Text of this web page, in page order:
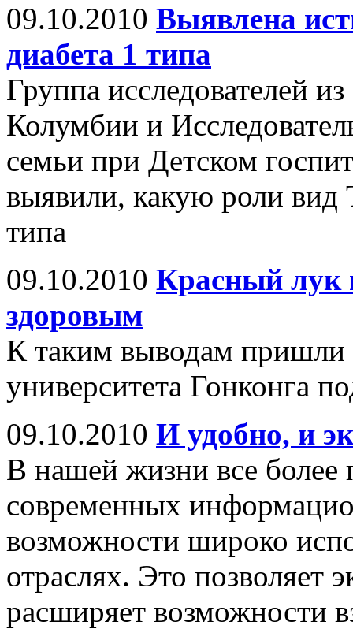
09.10.2010 Выявлена
диабета 1 типа
Группа исследователей
Колумбии и
семьи при Детском
выявили, какую роли вид
типа
09.10.2010 Красный лук
здоровым
К таким выводам пришли
университета Гонконга
09.10.2010 И удобно, и
В нашей жизни все более
современных
возможности широко
отраслях. Это позволяет
расширяет возможности